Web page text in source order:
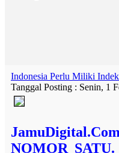
Indonesia Perlu Miliki
Tanggal Posting : Senin, 1
NOMOR SATU.